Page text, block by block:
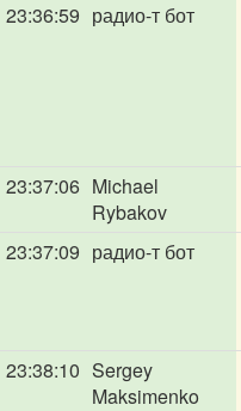
23:36:59 радио-т бот
23:37:06 Michael
Rybakov
23:37:09 радио-т бот
23:38:10 Sergey
Maksimenko